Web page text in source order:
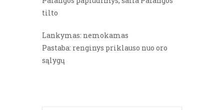
tilto
Lankymas: nemokamas
Pastaba: renginys priklauso nuo oro
sąlygų